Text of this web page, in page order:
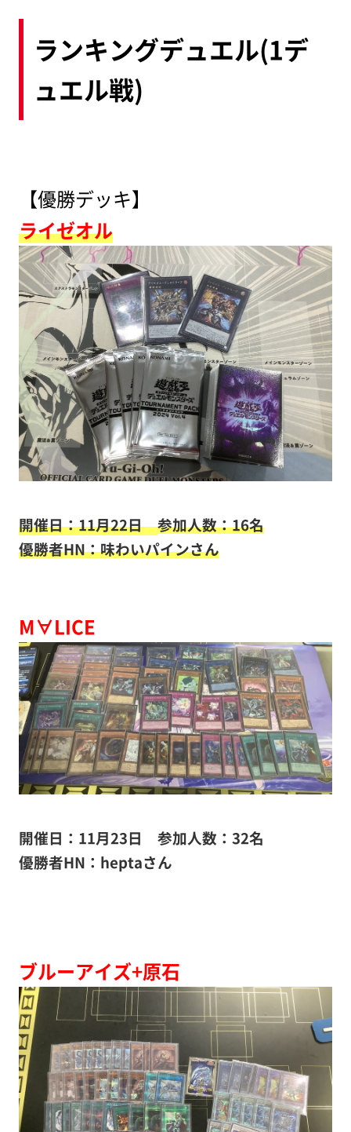
ランキングデュエル(1デ
ュエル戦)
【優勝デッキ】
ライゼオル
開催日：11月22日参加人数：16名
優勝者HN：味わいパインさん
M∀LICE
開催日：11月23日 参加人数：32名
優勝者HN：heptaさん
ブルーアイズ+原石